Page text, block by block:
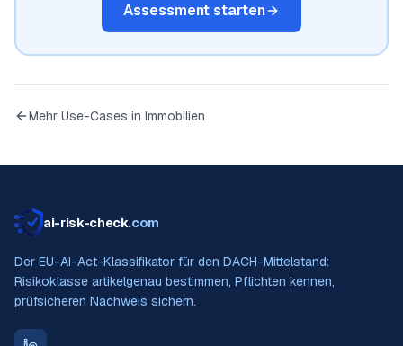
Assessment starten
Mehr Use-Cases in Immobilien
ai-risk-check.com
Der EU-AI-Act-Klassifikator für den DACH-Mittelstand:
Risikoklasse artikelgenau bestimmen, Pflichten kennen,
prüfsicheren Nachweis sichern.